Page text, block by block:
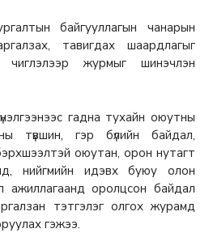
байгууллагын чанарын
тавигдах шаардлагыг
чиглэлээр журмыг шинэчлэн
гадна тухайн оюутны
түвшин, гэр бүлийн байдал,
оюутан, орон нутагт
нийгмийн идэвх буюу олон
ажиллагаанд оролцсон байдал
тэтгэлэг олгох журамд
гэжээ.